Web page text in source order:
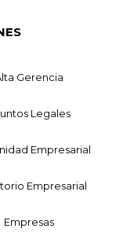
Gerencia
Legales
Empresarial
Empresarial
Empresas